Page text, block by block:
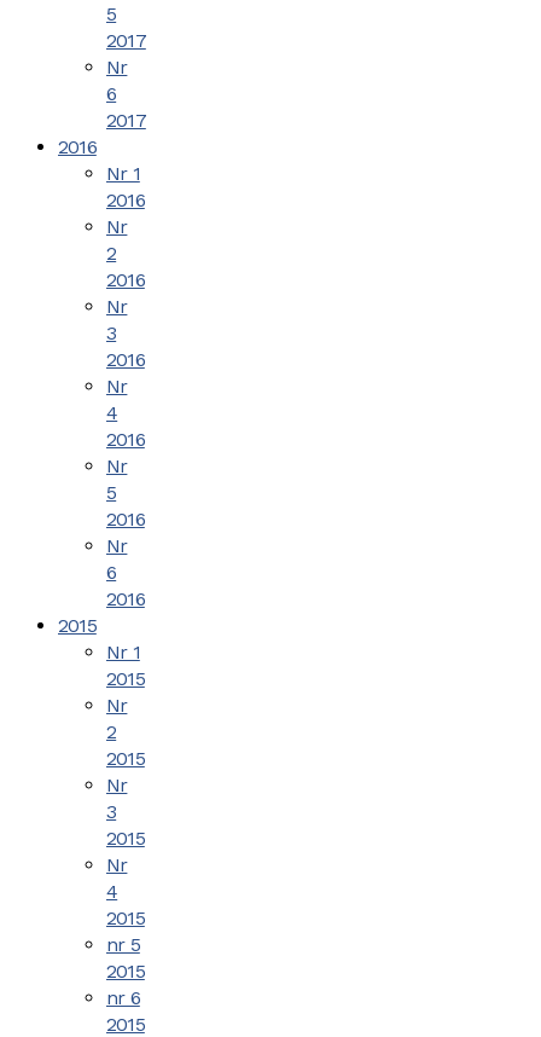
5
2017
Nr
6
2017
2016
Nr 1
2016
Nr
2
2016
Nr
3
2016
Nr
4
2016
Nr
5
2016
Nr
6
2016
2015
Nr 1
2015
Nr
2
2015
Nr
3
2015
Nr
4
2015
nr 5
2015
nr 6
2015